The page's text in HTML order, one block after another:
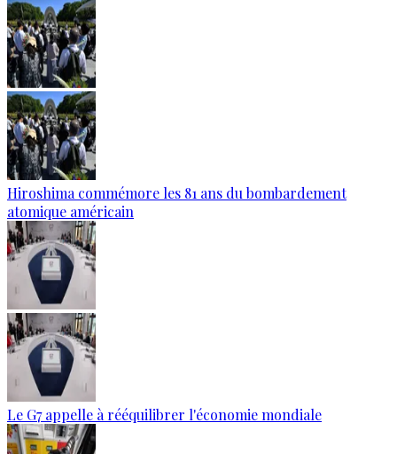
Hiroshima commémore les 81 ans du bombardement
atomique américain
Le G7 appelle à rééquilibrer l'économie mondiale